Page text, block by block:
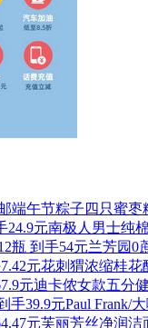
端午节粽子四只蜜枣
南极人男士纯
兰芳园0
花刺猬浓缩桂花
迪卡侬女款五分
Paul Frank/
芙丽芳丝净润洁